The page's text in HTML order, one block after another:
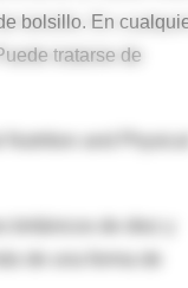
bolsillo. En
tratarse de
and Physical
británicos de diez y
de una forma de